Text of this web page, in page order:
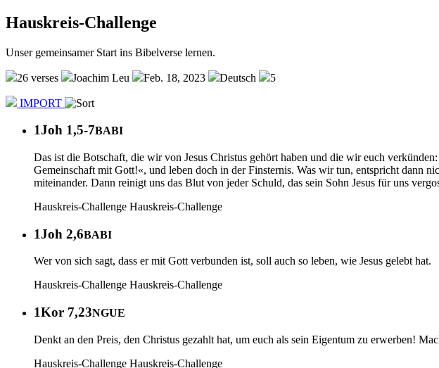
Hauskreis-Challenge
Unser gemeinsamer Start ins Bibelverse lernen.
26 verses Joachim Leu Feb. 18, 2023 Deutsch 5
IMPORT
1Joh 1,5-7BABI
Das ist die Botschaft, die wir von Jesus Christus gehört haben und die wir euch
Gemeinschaft mit Gott!«, und leben doch in der Finsternis. Was wir tun, entspricht dann
miteinander. Dann reinigt uns das Blut von jeder Schuld, das sein Sohn Jesus für uns
Hauskreis-Challenge Hauskreis-Challenge
1Joh 2,6BABI
Wer von sich sagt, dass er mit Gott verbunden ist, soll auch so leben, wie Jesus gelebt hat.
Hauskreis-Challenge Hauskreis-Challenge
1Kor 7,23NGUE
Denkt an den Preis, den Christus gezahlt hat, um euch als sein Eigentum zu erwerben!
Hauskreis-Challenge Hauskreis-Challenge